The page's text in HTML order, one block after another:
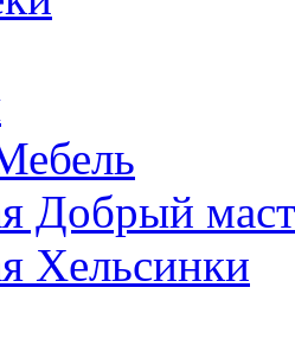
Добрый
Хельсинки